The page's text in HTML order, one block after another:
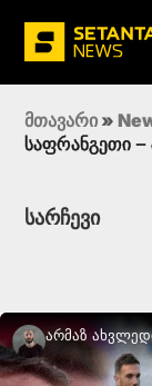
მთავარი »
საფრანგეთი –
სარჩევი
Არმაზ